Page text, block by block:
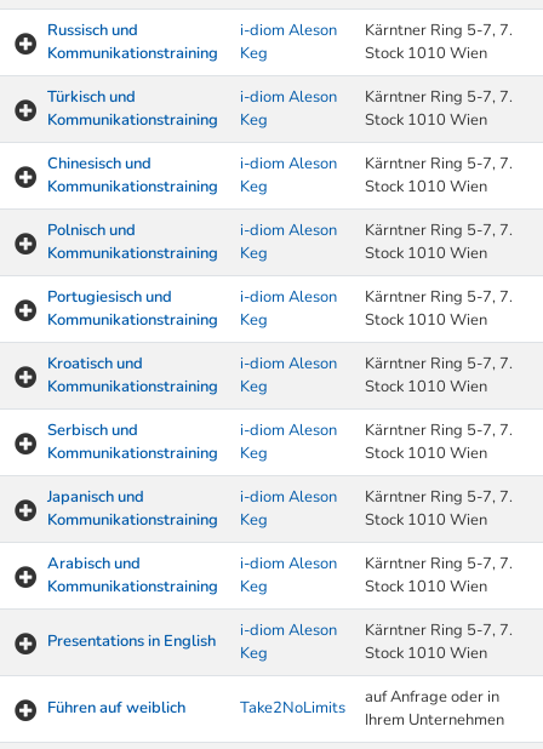
Russisch und
Kommunikationstraining
i-diom Aleson
Keg
Kärntner Ring 5-7, 7.
Stock 1010 Wien
Türkisch und
Kommunikationstraining
i-diom Aleson
Keg
Kärntner Ring 5-7, 7.
Stock 1010 Wien
Chinesisch und
Kommunikationstraining
i-diom Aleson
Keg
Kärntner Ring 5-7, 7.
Stock 1010 Wien
Polnisch und
Kommunikationstraining
i-diom Aleson
Keg
Kärntner Ring 5-7, 7.
Stock 1010 Wien
Portugiesisch und
Kommunikationstraining
i-diom Aleson
Keg
Kärntner Ring 5-7, 7.
Stock 1010 Wien
Kroatisch und
Kommunikationstraining
i-diom Aleson
Keg
Kärntner Ring 5-7, 7.
Stock 1010 Wien
Serbisch und
Kommunikationstraining
i-diom Aleson
Keg
Kärntner Ring 5-7, 7.
Stock 1010 Wien
Japanisch und
Kommunikationstraining
i-diom Aleson
Keg
Kärntner Ring 5-7, 7.
Stock 1010 Wien
Arabisch und
Kommunikationstraining
i-diom Aleson
Keg
Kärntner Ring 5-7, 7.
Stock 1010 Wien
Presentations in English
i-diom Aleson
Keg
Kärntner Ring 5-7, 7.
Stock 1010 Wien
Führen auf weiblich Take2NoLimits
auf Anfrage oder in
Ihrem Unternehmen